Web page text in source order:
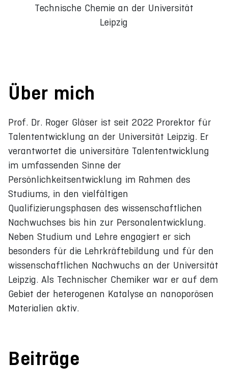
Technische Chemie an der Universität
Leipzig
Über mich
Prof. Dr. Roger Gläser ist seit 2022 Prorektor für
Talententwicklung an der Universität Leipzig. Er
verantwortet die universitäre Talententwicklung
im umfassenden Sinne der
Persönlichkeitsentwicklung im Rahmen des
Studiums, in den vielfältigen
Qualifizierungsphasen des wissenschaftlichen
Nachwuchses bis hin zur Personalentwicklung.
Neben Studium und Lehre engagiert er sich
besonders für die Lehrkräftebildung und für den
wissenschaftlichen Nachwuchs an der Universität
Leipzig. Als Technischer Chemiker war er auf dem
Gebiet der heterogenen Katalyse an nanoporösen
Materialien aktiv.
Beiträge